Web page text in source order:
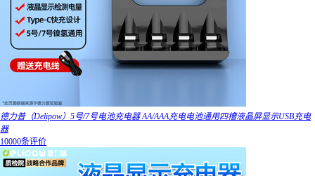
德力普（Delipow）5号/7号电池充电器 AA/AAA充电电池通用四槽液晶屏显示USB充电
器
10000条评价